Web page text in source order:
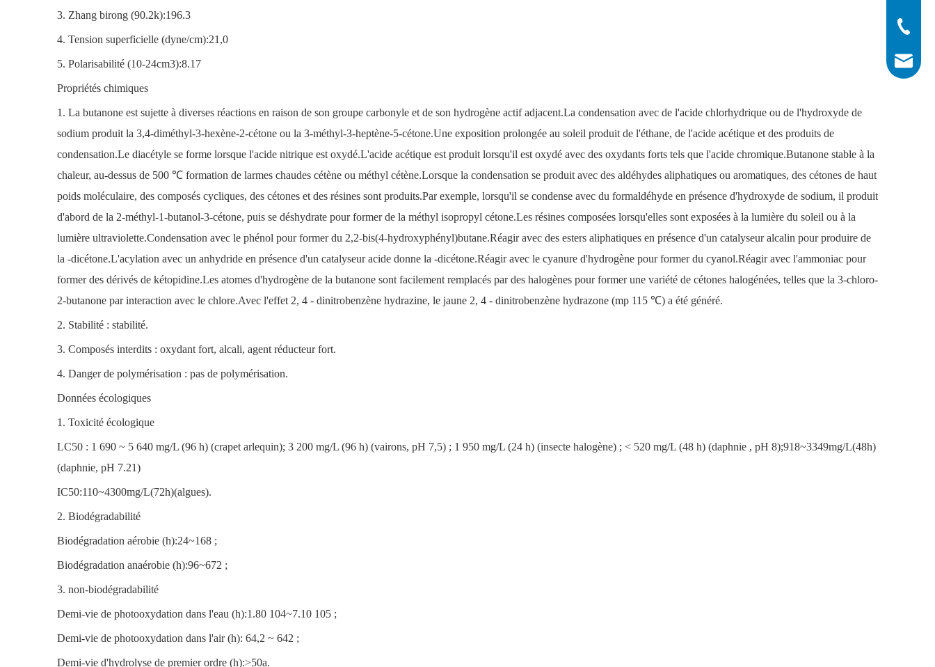
3. Zhang birong (90.2k):196.3
4. Tension superficielle (dyne/cm):21,0
5. Polarisabilité (10-24cm3):8.17
Propriétés chimiques
1. La butanone est sujette à diverses réactions en raison de son groupe carbonyle et de son hydrogène actif adjacent.La condensation avec de l'acide chlorhydrique ou de l'hydroxyde de
sodium produit la 3,4-diméthyl-3-hexène-2-cétone ou la 3-méthyl-3-heptène-5-cétone.Une exposition prolongée au soleil produit de l'éthane, de l'acide acétique et des produits de
condensation.Le diacétyle se forme lorsque l'acide nitrique est oxydé.L'acide acétique est produit lorsqu'il est oxydé avec des oxydants forts tels que l'acide chromique.Butanone stable à la
chaleur, au-dessus de 500 ℃ formation de larmes chaudes cétène ou méthyl cétène.Lorsque la condensation se produit avec des aldéhydes aliphatiques ou aromatiques, des cétones de haut
poids moléculaire, des composés cycliques, des cétones et des résines sont produits.Par exemple, lorsqu'il se condense avec du formaldéhyde en présence d'hydroxyde de sodium, il produit
d'abord de la 2-méthyl-1-butanol-3-cétone, puis se déshydrate pour former de la méthyl isopropyl cétone.Les résines composées lorsqu'elles sont exposées à la lumière du soleil ou à la
lumière ultraviolette.Condensation avec le phénol pour former du 2,2-bis(4-hydroxyphényl)butane.Réagir avec des esters aliphatiques en présence d'un catalyseur alcalin pour produire de
la -dicétone.L'acylation avec un anhydride en présence d'un catalyseur acide donne la -dicétone.Réagir avec le cyanure d'hydrogène pour former du cyanol.Réagir avec l'ammoniac pour
former des dérivés de kétopidine.Les atomes d'hydrogène de la butanone sont facilement remplacés par des halogènes pour former une variété de cétones halogénées, telles que la 3-chloro-
2-butanone par interaction avec le chlore.Avec l'effet 2, 4 - dinitrobenzène hydrazine, le jaune 2, 4 - dinitrobenzène hydrazone (mp 115 ℃) a été généré.
2. Stabilité : stabilité.
3. Composés interdits : oxydant fort, alcali, agent réducteur fort.
4. Danger de polymérisation : pas de polymérisation.
Données écologiques
1. Toxicité écologique
LC50 : 1 690 ~ 5 640 mg/L (96 h) (crapet arlequin); 3 200 mg/L (96 h) (vairons, pH 7,5) ; 1 950 mg/L (24 h) (insecte halogène) ; < 520 mg/L (48 h) (daphnie , pH 8);918~3349mg/L(48h)
(daphnie, pH 7.21)
IC50:110~4300mg/L(72h)(algues).
2. Biodégradabilité
Biodégradation aérobie (h):24~168 ;
Biodégradation anaérobie (h):96~672 ;
3. non-biodégradabilité
Demi-vie de photooxydation dans l'eau (h):1.80 104~7.10 105 ;
Demi-vie de photooxydation dans l'air (h): 64,2 ~ 642 ;
Demi-vie d'hydrolyse de premier ordre (h):>50a.
0086-
0086-